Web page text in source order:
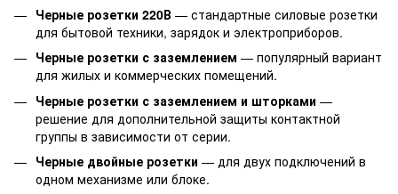
Черные розетки 220В — стандартные силовые розетки
для бытовой техники, зарядок и электроприборов.
Черные розетки с заземлением — популярный вариант
для жилых и коммерческих помещений.
Черные розетки с заземлением и шторками —
решение для дополнительной защиты контактной
группы в зависимости от серии.
Черные двойные розетки — для двух подключений в
одном механизме или блоке.